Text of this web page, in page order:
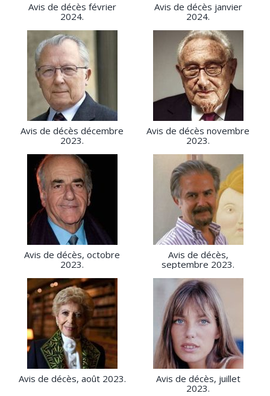
Avis de décès février
2024.
Avis de décès janvier
2024.
Avis de décès décembre
2023.
Avis de décès novembre
2023.
Avis de décès, octobre
2023.
Avis de décès,
septembre 2023.
Avis de décès, août 2023.
Avis de décès, juillet
2023.